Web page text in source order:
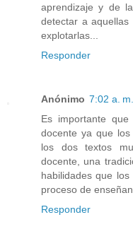
aprendizaje y de
detectar a
explotarlas...
Responder
Anónimo 7:02 a. m.
Es importante
docente ya que
los dos textos
docente, una
habilidades que
proceso de
Responder